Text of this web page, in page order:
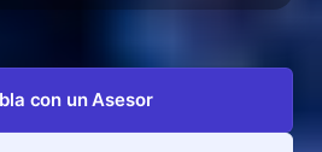
con un Asesor